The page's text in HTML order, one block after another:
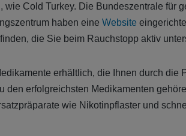
Cold Turkey. Die Bundeszentrale für
haben eine Website
die Sie beim Rauchstopp aktiv
erhältlich, die Ihnen durch die
den erfolgreichsten Medikamenten
wie Nikotinpflaster und